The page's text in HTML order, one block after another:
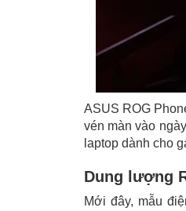
ASUS ROG
vén màn vào
laptop dành cho
Dung lượng
Mới đây, mẫu